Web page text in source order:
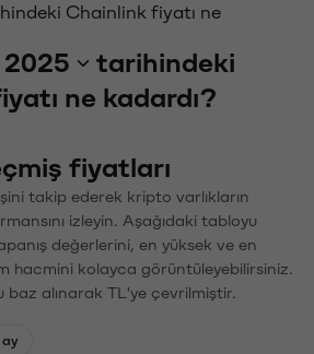
Chainlink fiyatı ne
2025
tarihindeki
ne kadardı?
fiyatları
takip ederek kripto varlıkların
izleyin. Aşağıdaki tabloyu
değerlerini, en yüksek ve en
hacmini kolayca görüntüleyebilirsiniz.
baz alınarak TL'ye çevrilmiştir.
ay